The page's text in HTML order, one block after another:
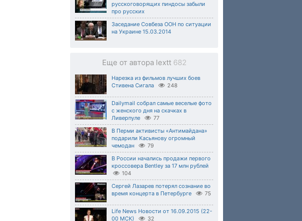
русскоговорящих пиндосы забыли
про русских
Заседание Совбеза ООН по ситуации
на Украине 15.03.2014
Еще от автора lextt 682
Нарезка из фильмов лучших боев
Стивена Сигала
248
Dailymail собрал самые веселые фото
с женского дня на скачках в
Ливерпуле
77
В Перми активисты «Антимайдана»
подарили Касьянову огромный
чемодан
79
В России начались продажи первого
кроссовера Bentley за 17 млн рублей
104
Сергей Лазарев потерял сознание во
время концерта в Петербурге
75
Life News Новости от 16.09.2015 (22-
00 МСК)
32